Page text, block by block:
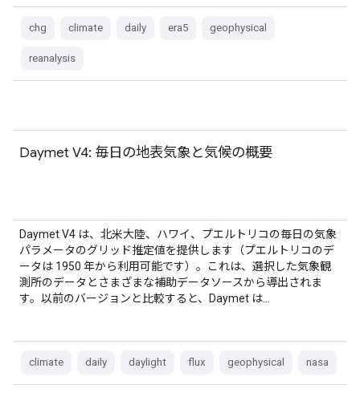
chg climate daily era5 geophysical
reanalysis
Daymet V4: 毎日の地表気象と気候の概要
Daymet V4 は、北米大陸、ハワイ、プエルトリコの毎日の気象
パラメータのグリッド推定値を提供します（プエルトリコのデ
ータは 1950 年から利用可能です）。これは、選択した気象観
測所のデータとさまざまな補助データソースから導出されま
す。以前のバージョンと比較すると、Daymet は…
climate daily daylight flux geophysical nasa